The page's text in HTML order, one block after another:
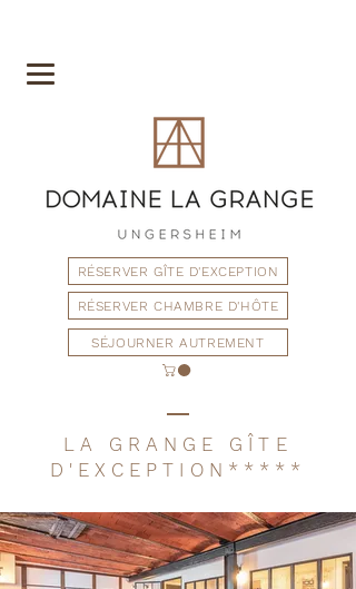
RÉSERVER GÎTE D'EXCEPTION
RÉSERVER CHAMBRE D'HÔTE
SÉJOURNER AUTREMENT
LA GRANGE GÎTE
D'EXCEPTION*****